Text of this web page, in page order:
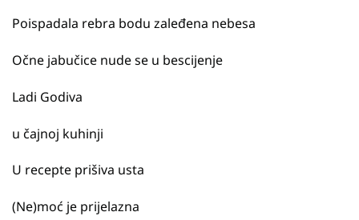
Poispadala rebra bodu zaleđena nebesa
Očne jabučice nude se u bescijenje
Ladi Godiva
u čajnoj kuhinji
U recepte prišiva usta
(Ne)moć je prijelazna